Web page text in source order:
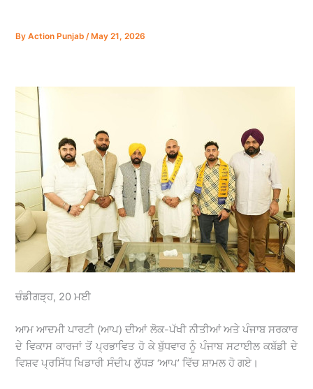
ByAction Punjab/ May 21, 2026
ਚੰਡੀਗੜ੍ਹ, 20 ਮਈ
ਆਮ ਆਦਮੀ ਪਾਰਟੀ (ਆਪ) ਦੀਆਂ ਲੋਕ-ਪੱਖੀ ਨੀਤੀਆਂ ਅਤੇ ਪੰਜਾਬ ਸਰਕਾਰ
ਦੇ ਵਿਕਾਸ ਕਾਰਜਾਂ ਤੋਂ ਪ੍ਰਭਾਵਿਤ ਹੋ ਕੇ ਬੁੱਧਵਾਰ ਨੂੰ ਪੰਜਾਬ ਸਟਾਈਲ ਕਬੱਡੀ ਦੇ
ਵਿਸ਼ਵ ਪ੍ਰਸਿੱਧ ਖਿਡਾਰੀ ਸੰਦੀਪ ਲੁੱਧੜ ‘ਆਪ’ ਵਿੱਚ ਸ਼ਾਮਲ ਹੋ ਗਏ।